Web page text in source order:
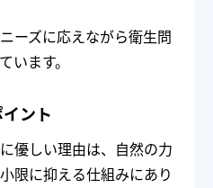
ーズに応えながら衛生問
います。
ント
優しい理由は、自然の力
限に抑える仕組みにあり